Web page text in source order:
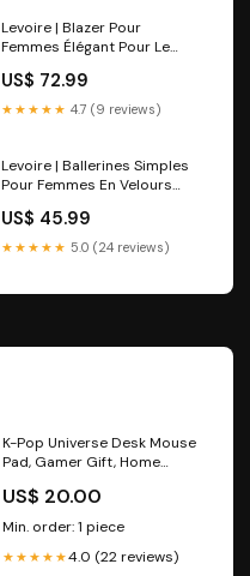
Levoire | Blazer Pour
Femmes Élégant Pour Le
231114DisplayF
US$ 72.99
★★★★★ 4.7 (9 reviews)
Levoire | Ballerines Simples
Pour Femmes En Velours
US$ 45.99
★★★★★ 5.0 (24 reviews)
K-Pop Universe Desk Mouse
Pad, Gamer Gift, Home
Cute Mousepad for Fans,
Ideal for Birthdays
#nelvkpop Shape:Rectangle
US$ 20.00
Min. order: 1 piece
★★★★★4.0 (22 reviews)